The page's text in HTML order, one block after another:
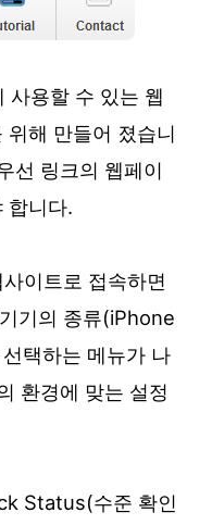
용할 수 있는 웹
해 만들어 졌습니
선 링크의 웹페이
합니다.
이트로 접속하면
기의 종류(iPhone
택하는 메뉴가 나
환경에 맞는 설정
Status(수준 확인